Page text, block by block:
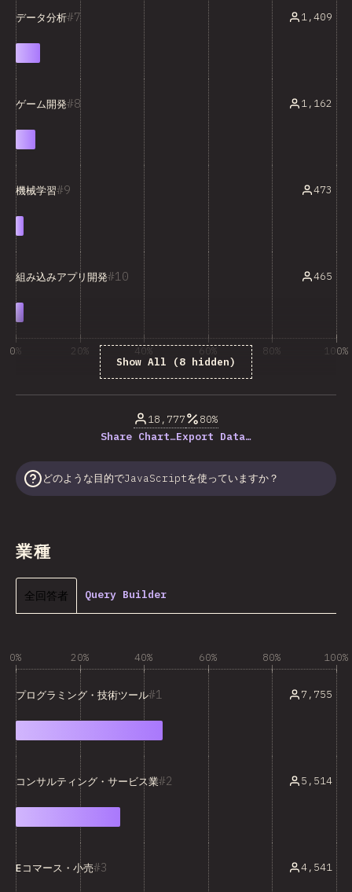
7
データ分析 1,409
8
ゲーム開発 1,162
9
機械学習 473
10
組み込みアプリ開発 465
Show All (8 hidden)
0% 20% 40% 60% 80% 100%
18,777
80%
Share Chart…Export Data…
どのような目的でJavaScriptを使っていますか？
業種
全回答者 Query Builder
0% 20% 40% 60% 80% 100%
1
プログラミング・技術ツール 7,755
2
コンサルティング・サービス業 5,514
3
Eコマース・小売 4,541